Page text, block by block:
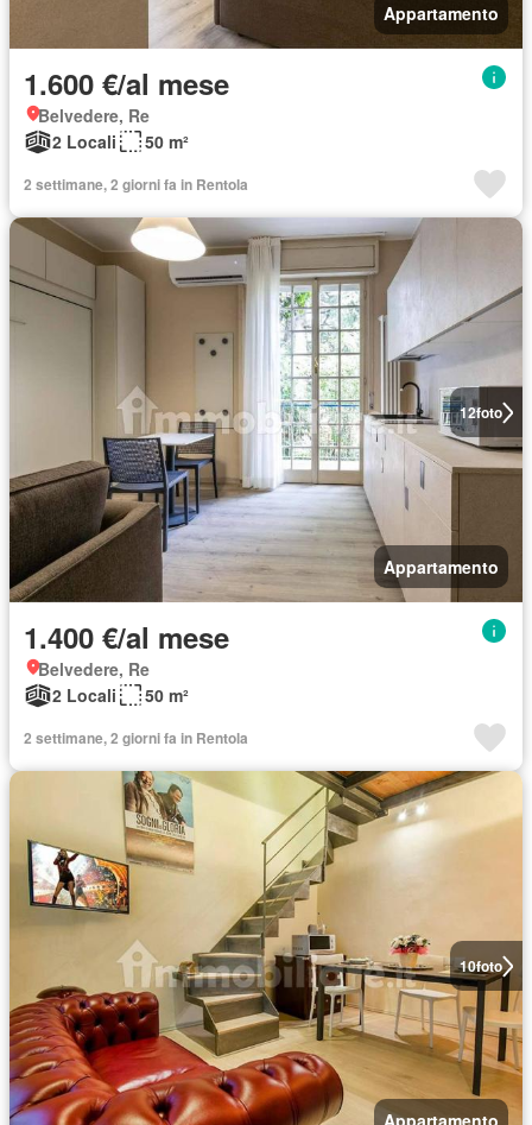
Appartamento
1.600 €/al mese
Belvedere, Re
2 Locali
50 m²
2 settimane, 2 giorni fa in Rentola
12foto
Appartamento
1.400 €/al mese
Belvedere, Re
2 Locali
50 m²
2 settimane, 2 giorni fa in Rentola
10foto